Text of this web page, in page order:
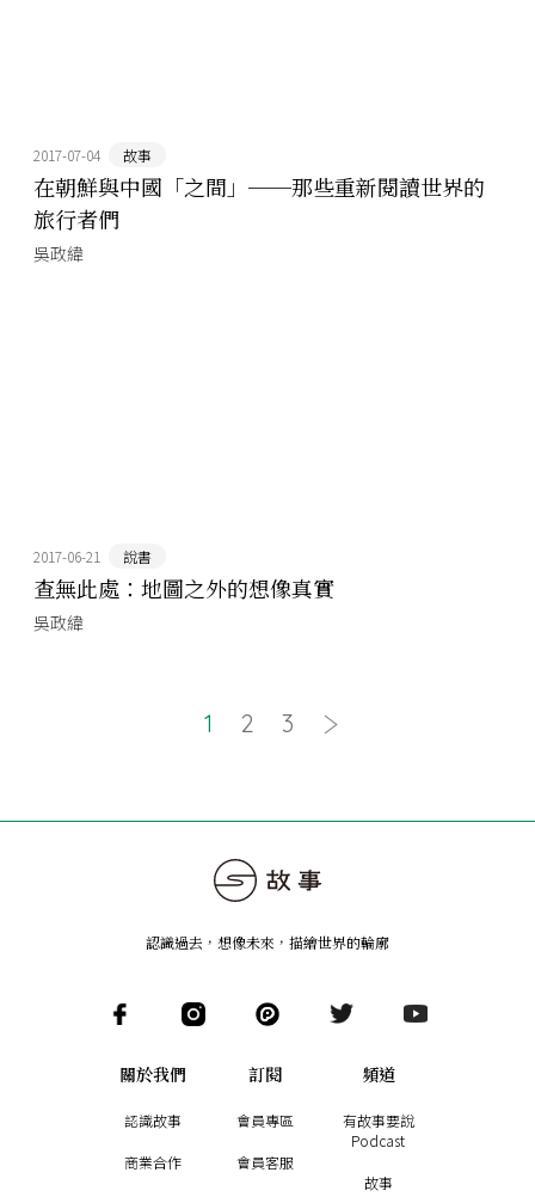
2017-07-04 故事
在朝鮮與中國「之間」──那些重新閱讀世界的
旅行者們
吳政緯
2017-06-21 說書
查無此處：地圖之外的想像真實
吳政緯
1 2 3
認識過去，想像未來 ， 描繪世界的輪廓
關於我們
認識故事
商業合作
訂閱
會員專區
會員客服
頻道
有故事要說
Podcast
故事